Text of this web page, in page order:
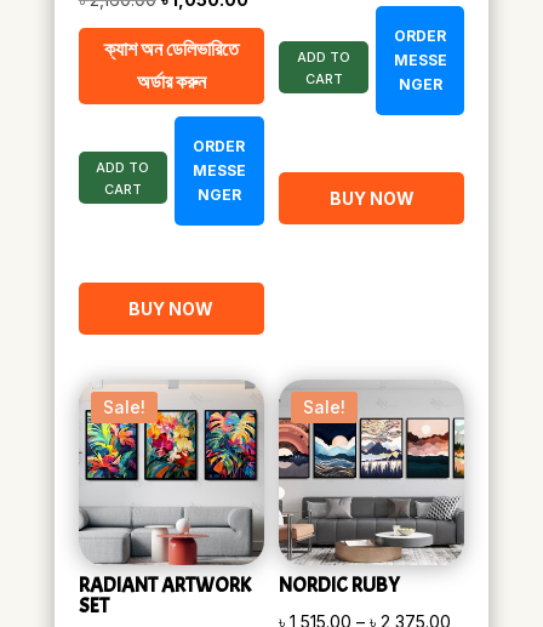
price
was:
৳ 2,160.00.
price
৳ 1,050.00.
ক্যাশ অন ডেলিভারিতে
অর্ডার করুন
ADD TO
CART
ORDER
MESSE
NGER
BUY NOW
ADD TO
CART
ORDER
MESSE
NGER
BUY NOW
Sale!
RADIANT ARTWORK
SET
Sale!
NORDIC RUBY
৳1,515.00 – ৳2,375.00